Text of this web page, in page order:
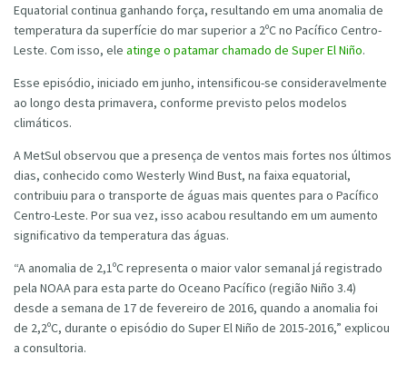
Equatorial continua ganhando força, resultando em uma anomalia de
temperatura da superfície do mar superior a 2ºC no Pacífico Centro-
Leste. Com isso, ele atinge o patamar chamado de Super El Niño.
Esse episódio, iniciado em junho, intensificou-se consideravelmente
ao longo desta primavera, conforme previsto pelos modelos
climáticos.
A MetSul observou que a presença de ventos mais fortes nos últimos
dias, conhecido como Westerly Wind Bust, na faixa equatorial,
contribuiu para o transporte de águas mais quentes para o Pacífico
Centro-Leste. Por sua vez, isso acabou resultando em um aumento
significativo da temperatura das águas.
“A anomalia de 2,1ºC representa o maior valor semanal já registrado
pela NOAA para esta parte do Oceano Pacífico (região Niño 3.4)
desde a semana de 17 de fevereiro de 2016, quando a anomalia foi
de 2,2ºC, durante o episódio do Super El Niño de 2015-2016,” explicou
a consultoria.